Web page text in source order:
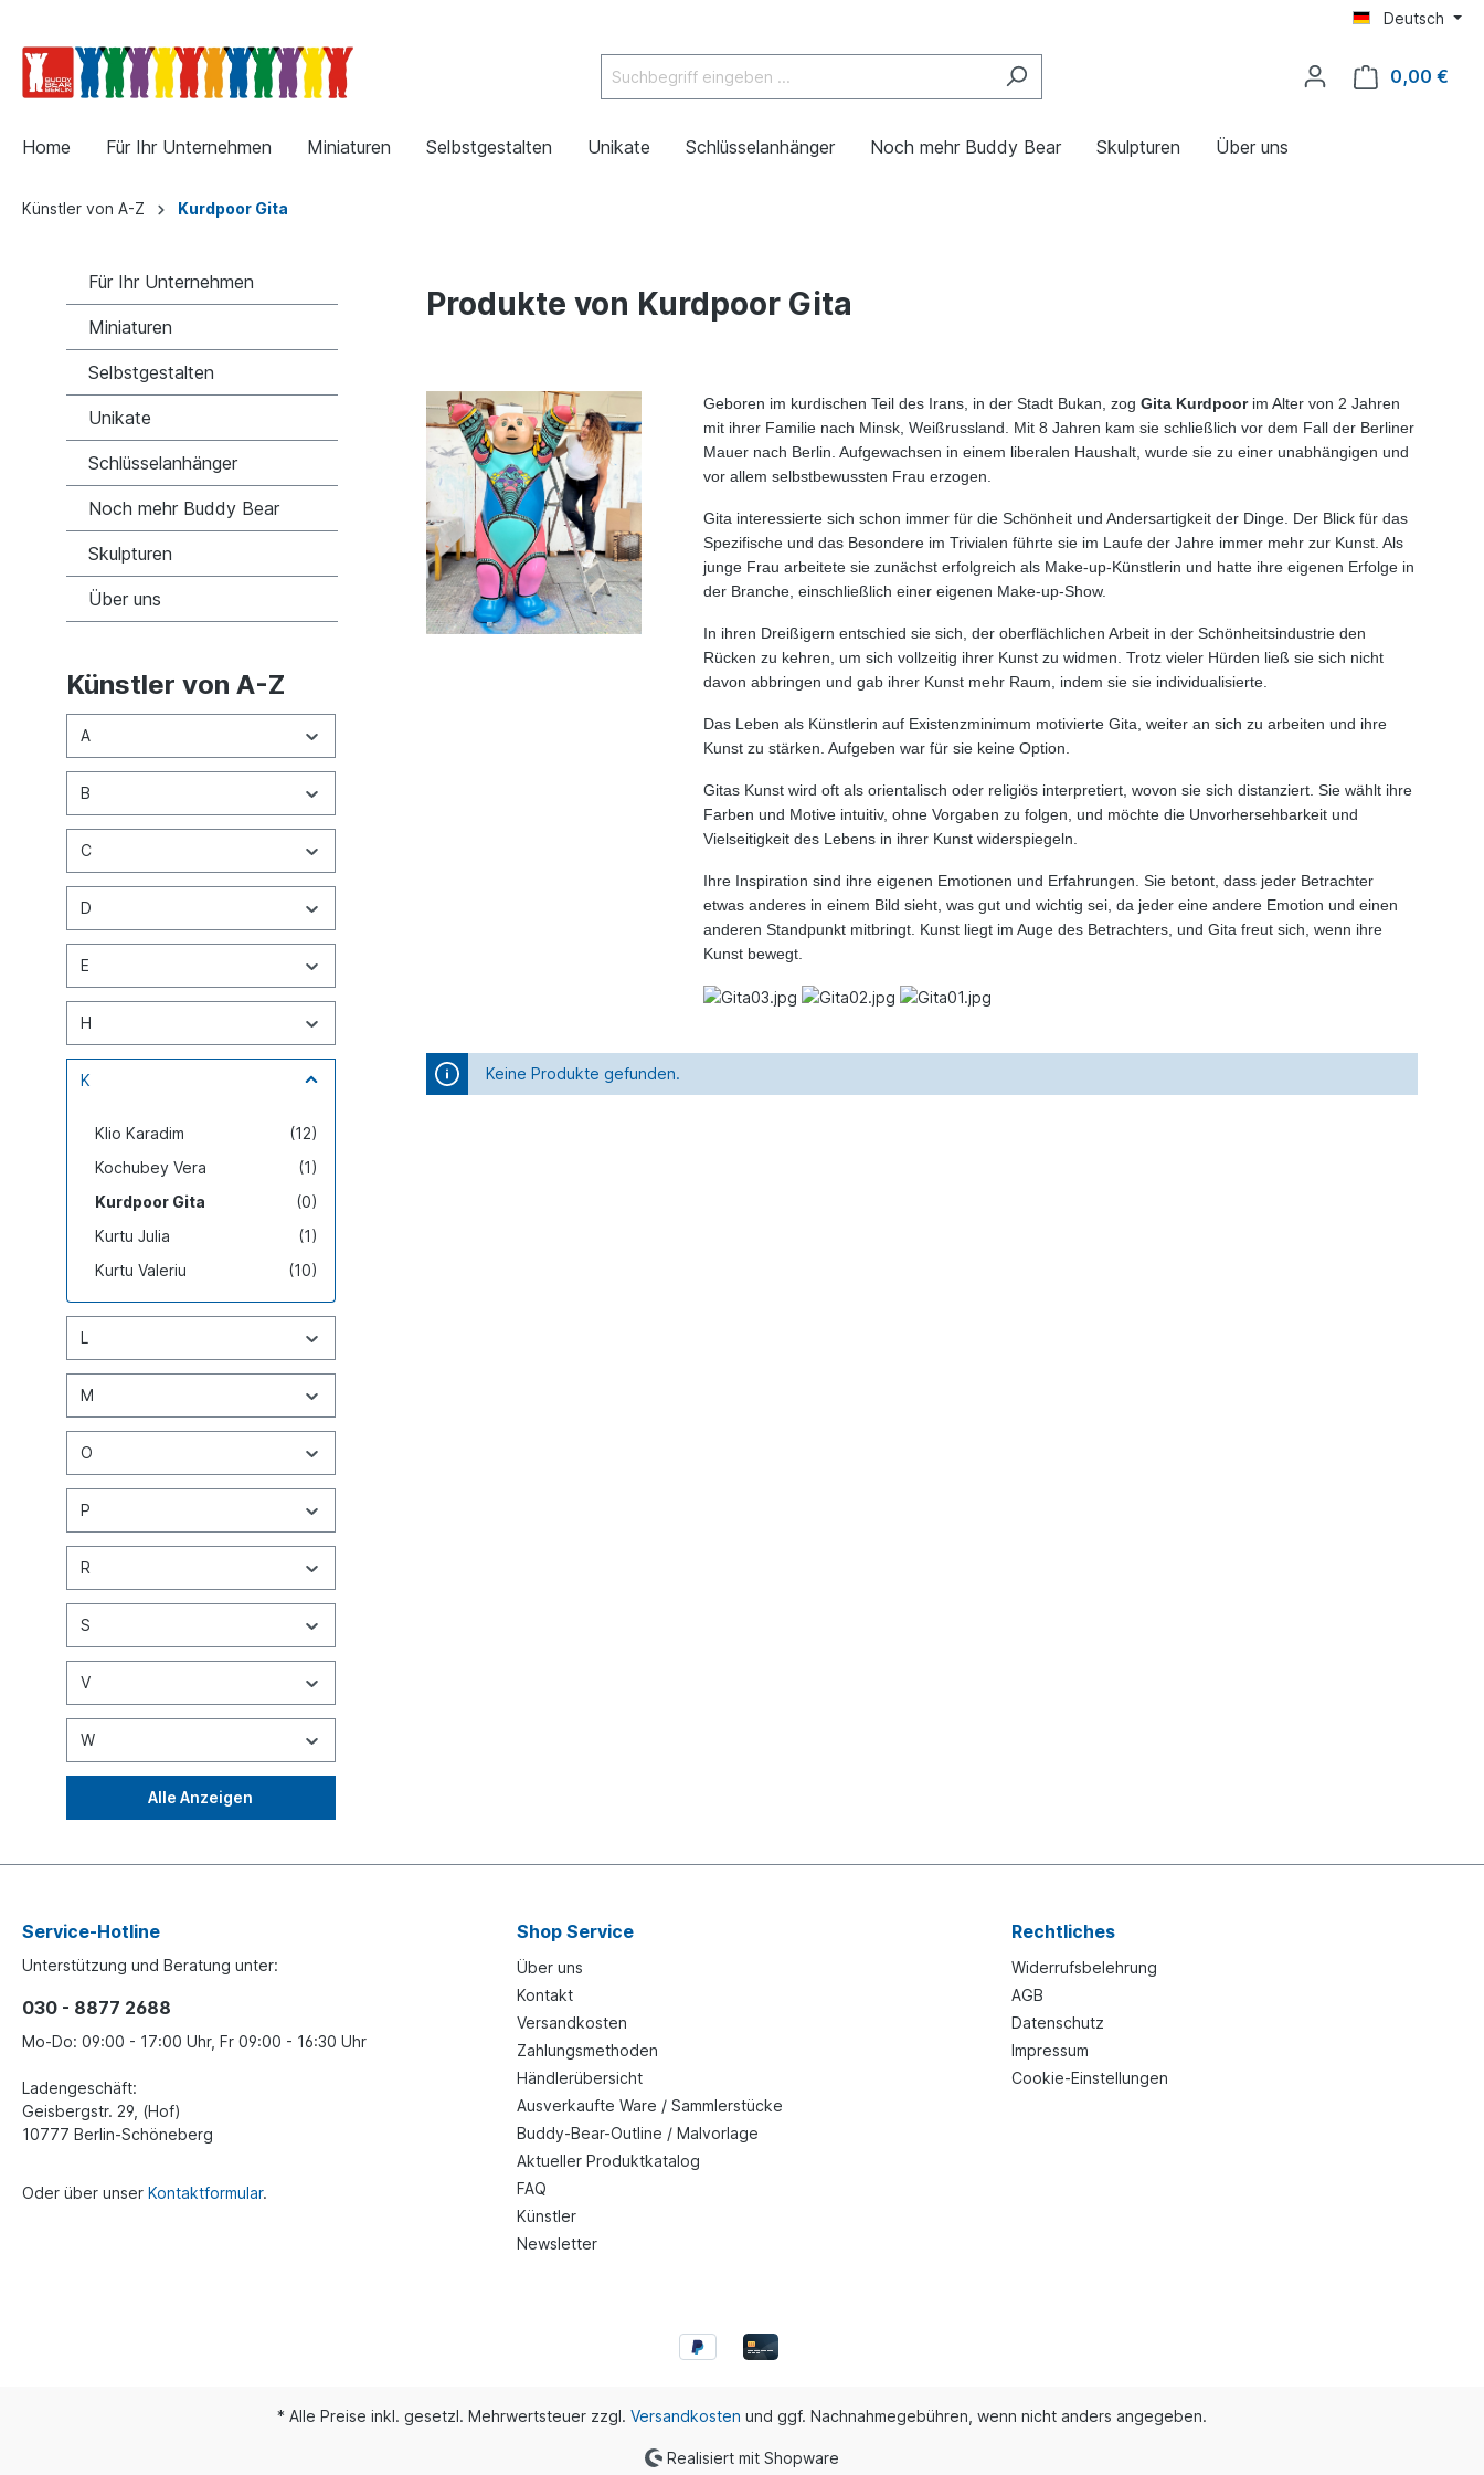
Deutsch
0,00 €
Home Für Ihr Unternehmen Miniaturen Selbstgestalten Unikate Schlüsselanhänger Noch mehr Buddy Bear Skulpturen Über uns
Künstler von A-Z Kurdpoor Gita
Für Ihr Unternehmen
Miniaturen
Selbstgestalten
Unikate
Schlüsselanhänger
Noch mehr Buddy Bear
Skulpturen
Über uns
Künstler von A-Z
A
B
C
D
E
H
K
(12)
Klio Karadim
(1)
Kochubey Vera
(0)
Kurdpoor Gita
(1)
Kurtu Julia
(10)
Kurtu Valeriu
L
M
O
P
R
S
V
W
Alle Anzeigen
Produkte von Kurdpoor Gita
Geboren im kurdischen Teil des Irans, in der Stadt Bukan, zog Gita Kurdpoorim Alter von 2 Jahren
mit ihrer Familie nach Minsk, Weißrussland. Mit 8 Jahren kam sie schließlich vor dem Fall der Berliner
Mauer nach Berlin. Aufgewachsen in einem liberalen Haushalt, wurde sie zu einer unabhängigen und
vor allem selbstbewussten Frau erzogen.
Gita interessierte sich schon immer für die Schönheit und Andersartigkeit der Dinge. Der Blick für das
Spezifische und das Besondere im Trivialen führte sie im Laufe der Jahre immer mehr zur Kunst. Als
junge Frau arbeitete sie zunächst erfolgreich als Make-up-Künstlerin und hatte ihre eigenen Erfolge in
der Branche, einschließlich einer eigenen Make-up-Show.
In ihren Dreißigern entschied sie sich, der oberflächlichen Arbeit in der Schönheitsindustrie den
Rücken zu kehren, um sich vollzeitig ihrer Kunst zu widmen. Trotz vieler Hürden ließ sie sich nicht
davon abbringen und gab ihrer Kunst mehr Raum, indem sie sie individualisierte.
Das Leben als Künstlerin auf Existenzminimum motivierte Gita, weiter an sich zu arbeiten und ihre
Kunst zu stärken. Aufgeben war für sie keine Option.
Gitas Kunst wird oft als orientalisch oder religiös interpretiert, wovon sie sich distanziert. Sie wählt ihre
Farben und Motive intuitiv, ohne Vorgaben zu folgen, und möchte die Unvorhersehbarkeit und
Vielseitigkeit des Lebens in ihrer Kunst widerspiegeln.
Ihre Inspiration sind ihre eigenen Emotionen und Erfahrungen. Sie betont, dass jeder Betrachter
etwas anderes in einem Bild sieht, was gut und wichtig sei, da jeder eine andere Emotion und einen
anderen Standpunkt mitbringt. Kunst liegt im Auge des Betrachters, und Gita freut sich, wenn ihre
Kunst bewegt.
Keine Produkte gefunden.
Service-Hotline
Unterstützung und Beratung unter:
030 - 8877 2688
Mo-Do: 09:00 - 17:00 Uhr, Fr 09:00 - 16:30 Uhr
Ladengeschäft:
Geisbergstr. 29, (Hof)
10777 Berlin-Schöneberg
Oder über unser Kontaktformular.
Shop Service
Über uns
Kontakt
Versandkosten
Zahlungsmethoden
Händlerübersicht
Ausverkaufte Ware / Sammlerstücke
Buddy-Bear-Outline / Malvorlage
Aktueller Produktkatalog
FAQ
Künstler
Newsletter
Rechtliches
Widerrufsbelehrung
AGB
Datenschutz
Impressum
Cookie-Einstellungen
* Alle Preise inkl. gesetzl. Mehrwertsteuer zzgl. Versandkosten und ggf. Nachnahmegebühren, wenn nicht anders angegeben.
Realisiert mit Shopware